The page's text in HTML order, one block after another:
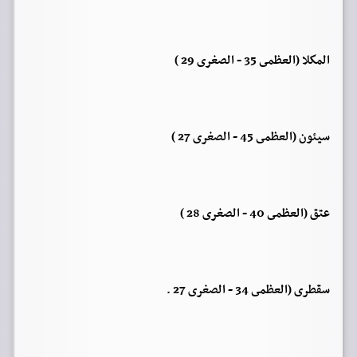
المكلا (العظمى 35 - الصغرى 29 )
سيئون (العظمى 45 - الصغرى 27 )
عتق (العظمى 40 - الصغرى 28 )
سقطرى (العظمى 34 - الصغرى 27 .